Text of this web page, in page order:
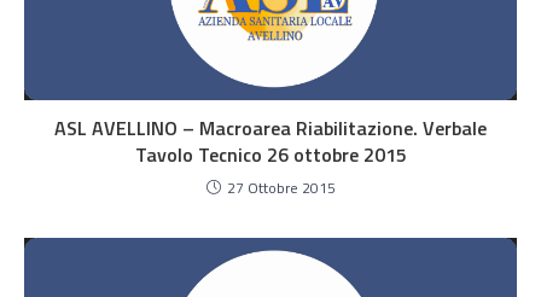
ASL AVELLINO – Macroarea Riabilitazione. Verbale
Tavolo Tecnico 26 ottobre 2015
27 Ottobre 2015